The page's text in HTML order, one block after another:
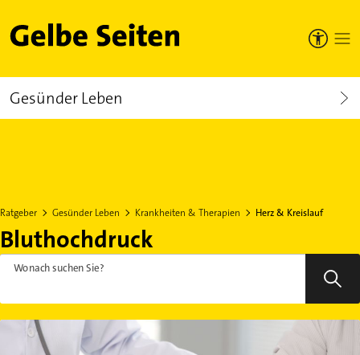
Gelbe Seiten
Gesünder Leben
Ratgeber Gesünder Leben Krankheiten & Therapien Herz & Kreislauf
Bluthochdruck
Wonach suchen Sie?